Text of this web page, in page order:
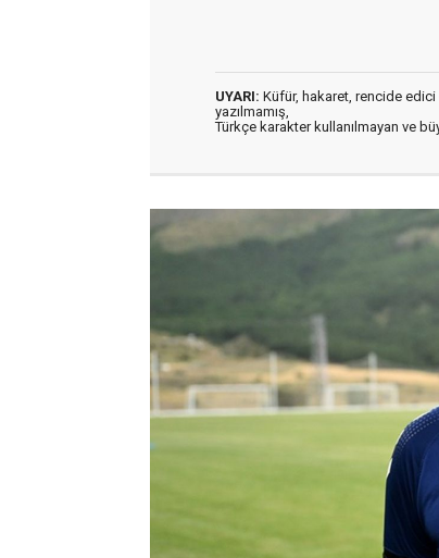
UYARI: Küfür, hakaret, rencide edici
yazılmamış,
Türkçe karakter kullanılmayan ve